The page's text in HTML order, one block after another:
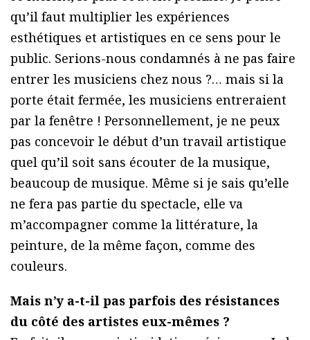
qu’il faut multiplier les expériences
esthétiques et artistiques en ce sens pour le
public. Serions-nous condamnés à ne pas faire
entrer les musiciens chez nous ?… mais si la
porte était fermée, les musiciens entreraient
par la fenêtre ! Personnellement, je ne peux
pas concevoir le début d’un travail artistique
quel qu’il soit sans écouter de la musique,
beaucoup de musique. Même si je sais qu’elle
ne fera pas partie du spectacle, elle va
m’accompagner comme la littérature, la
peinture, de la même façon, comme des
couleurs.
Mais n’y a-t-il pas parfois des résistances
du côté des artistes eux-mêmes ?